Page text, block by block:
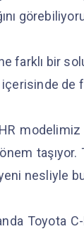
farklı bir
içerisinde de
modelimiz
taşıyor.
nesliyle
Toyota